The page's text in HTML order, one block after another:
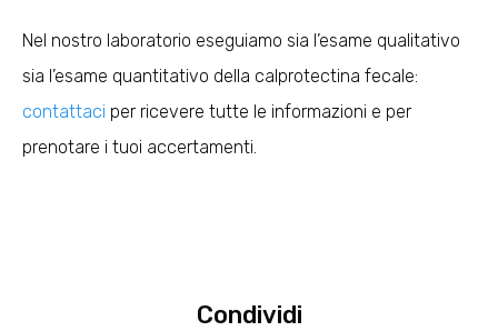
Nel nostro laboratorio eseguiamo sia l’esame qualitativo
sia l’esame quantitativo della calprotectina fecale:
contattaci per ricevere tutte le informazioni e per
prenotare i tuoi accertamenti.
Condividi